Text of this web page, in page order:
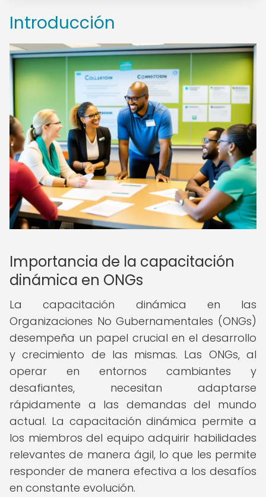
Introducción
Importancia de la capacitación
dinámica en ONGs
La capacitación dinámica en las
Organizaciones No Gubernamentales (ONGs)
desempeña un papel crucial en el desarrollo
y crecimiento de las mismas. Las ONGs, al
operar en entornos cambiantes y
desafiantes, necesitan adaptarse
rápidamente a las demandas del mundo
actual. La capacitación dinámica permite a
los miembros del equipo adquirir habilidades
relevantes de manera ágil, lo que les permite
responder de manera efectiva a los desafíos
en constante evolución.